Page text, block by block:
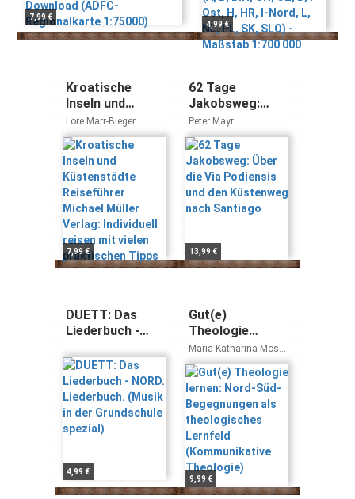
7,99 €
4,99 €
Kroatische
Inseln und
Küstenstädte
Reiseführer
Michael Müller
Verlag:
Individuell reisen
mit vielen
praktischen
Tipps
Lore Marr-Bieger
7,99 €
62 Tage
Jakobsweg:
Über die Via
Podiensis und
den Küstenweg
nach Santiago
Peter Mayr
13,99 €
DUETT: Das
Liederbuch -
Liederbuch.
(Musik in der
Grundschule
spezial)
4,99 €
Gut(e)
Theologie
lernen: Nord-
Süd-
Begegnungen
als
theologisches
Lernfeld
(Kommunikative
Theologie)
Maria Katharina Moser,
Veronika Prüller-
Jagenteufel, Gunter
Prüller-Jagenteufel
9,99 €